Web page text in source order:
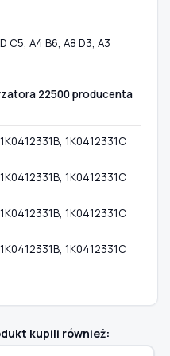
C5, A4 B6, A8 D3, A3
22500 producenta
1K0412331B, 1K0412331C
1K0412331B, 1K0412331C
1K0412331B, 1K0412331C
1K0412331B, 1K0412331C
kupili również: